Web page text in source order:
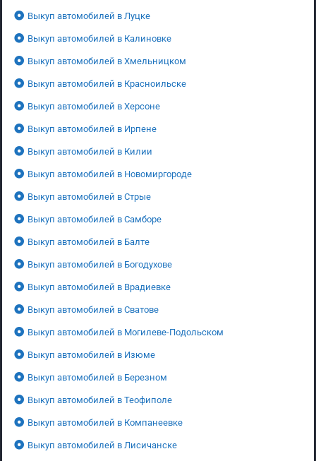
Выкуп автомобилей в Луцке
Выкуп автомобилей в Калиновке
Выкуп автомобилей в Хмельницком
Выкуп автомобилей в Красноильске
Выкуп автомобилей в Херсоне
Выкуп автомобилей в Ирпене
Выкуп автомобилей в Килии
Выкуп автомобилей в Новомиргороде
Выкуп автомобилей в Стрые
Выкуп автомобилей в Самборе
Выкуп автомобилей в Балте
Выкуп автомобилей в Богодухове
Выкуп автомобилей в Врадиевке
Выкуп автомобилей в Сватове
Выкуп автомобилей в Могилеве-Подольском
Выкуп автомобилей в Изюме
Выкуп автомобилей в Березном
Выкуп автомобилей в Теофиполе
Выкуп автомобилей в Компанеевке
Выкуп автомобилей в Лисичанске